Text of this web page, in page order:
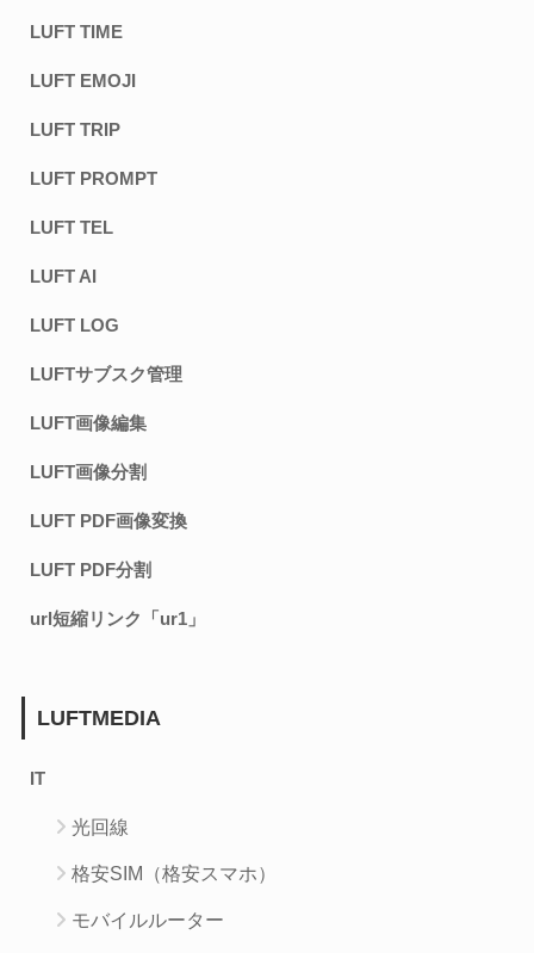
LUFT TIME
LUFT EMOJI
LUFT TRIP
LUFT PROMPT
LUFT TEL
LUFT AI
LUFT LOG
LUFTサブスク管理
LUFT画像編集
LUFT画像分割
LUFT PDF画像変換
LUFT PDF分割
url短縮リンク「ur1」
LUFTMEDIA
IT
光回線
格安SIM（格安スマホ）
モバイルルーター